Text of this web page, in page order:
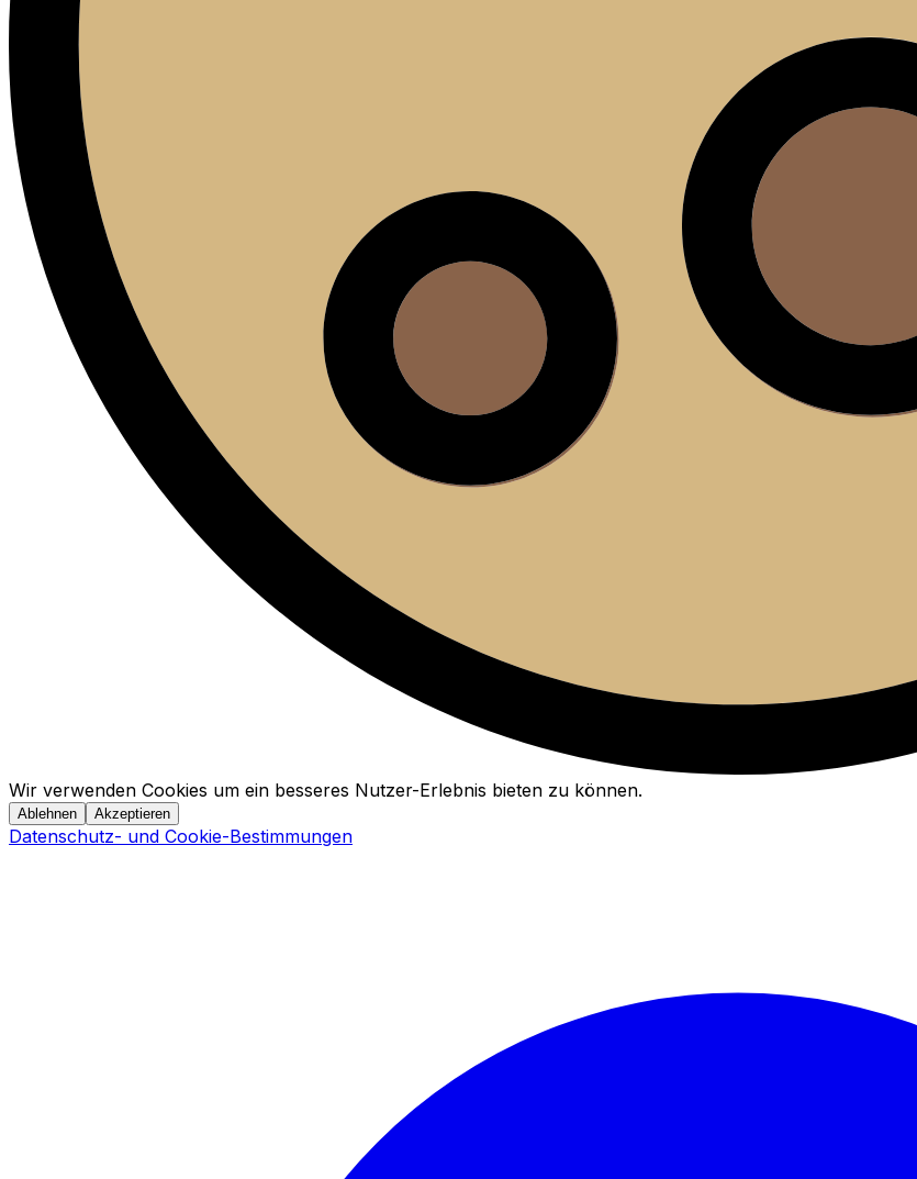
Wir verwenden Cookies um ein besseres Nutzer-Erlebnis bieten zu können.
Ablehnen Akzeptieren
Datenschutz- und Cookie-Bestimmungen